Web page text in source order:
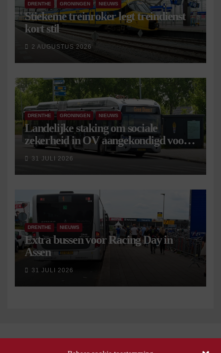
DRENTHE GRONINGEN NIEUWS
Stiekeme treinroker legt treindienst
kort stil
2 AUGUSTUS 2026
DRENTHE GRONINGEN NIEUWS
Landelijke staking om sociale
zekerheid in OV aangekondigd voor 9
september
31 JULI 2026
DRENTHE NIEUWS
Extra bussen voor Racing Day in
Assen
31 JULI 2026